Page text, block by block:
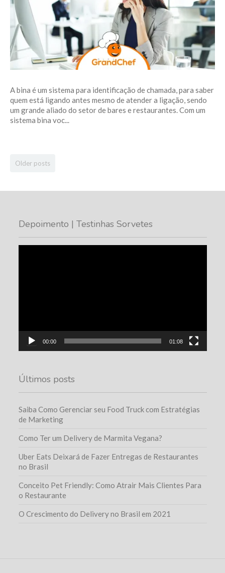
A bina é um sistema para identificação de chamada, para saber
quem está ligando antes mesmo de atender a ligação, sendo
um grande aliado do setor de bares e restaurantes. Com um
sistema bina voc...
Older posts
Depoimento | Testinhas Sorvetes
00:00 01:08
Últimos posts
Saiba Como Gerenciar seu Food Truck com Estratégias
de Marketing
Como Ter um Delivery de Marmita Vegana?
Uber Eats Deixará de Fazer Entregas de Restaurantes
no Brasil
Conceito Pet Friendly: Como Atrair Mais Clientes Para
o Restaurante
O Crescimento do Delivery no Brasil em 2021